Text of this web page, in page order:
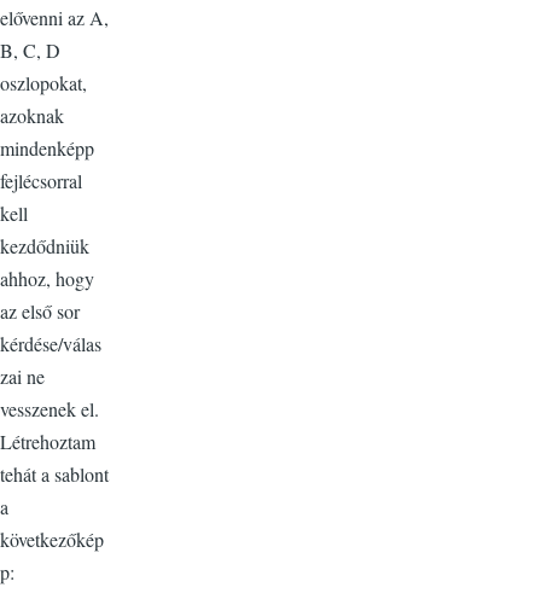
elővenni az A,
B, C, D
oszlopokat,
azoknak
mindenképp
fejlécsorral
kell
kezdődniük
ahhoz, hogy
az első sor
kérdése/válas
zai ne
vesszenek el.
Létrehoztam
tehát a sablont
a
következőkép
p: